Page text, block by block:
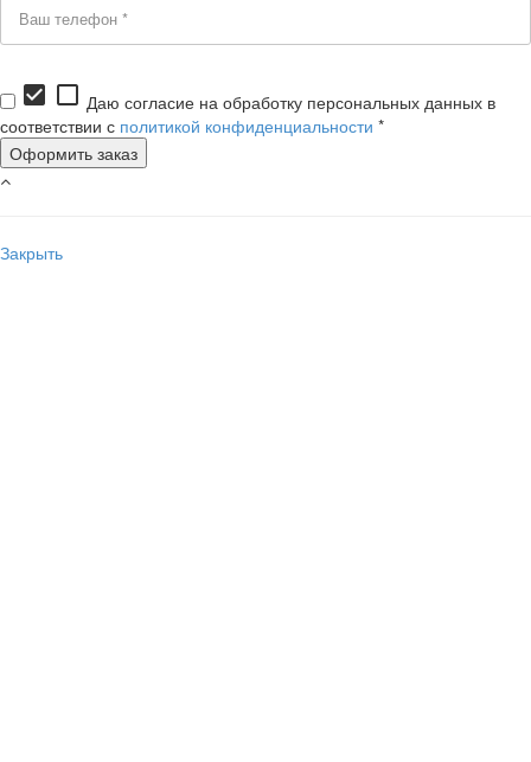
check_box check_box_outline_blank Даю согласие на обработку персональных данных в
соответствии с политикой конфиденциальности *
Закрыть